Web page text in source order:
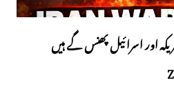
اور اسرائیل پھنس گے ہیں